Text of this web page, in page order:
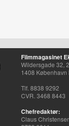
Filmmagasinet
Wildersgade 32,
1408 København
Tlf. 8838 9292
CVR. 3468 8443
Chefredaktør:
Claus